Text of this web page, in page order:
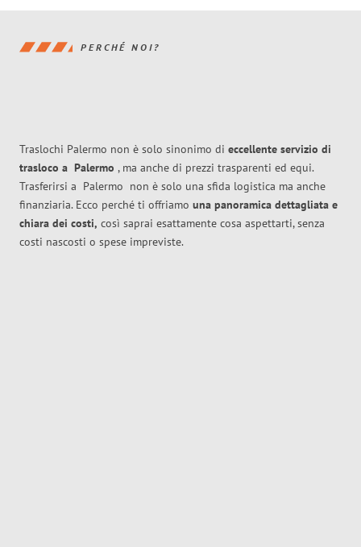
PERCHÉ NOI?
Traslochi Palermo non è solo sinonimo di eccellente servizio di
trasloco a Palermo , ma anche di prezzi trasparenti ed equi.
Trasferirsi a Palermo non è solo una sfida logistica ma anche
finanziaria. Ecco perché ti offriamo una panoramica dettagliata e
chiara dei costi, così saprai esattamente cosa aspettarti, senza
costi nascosti o spese impreviste.